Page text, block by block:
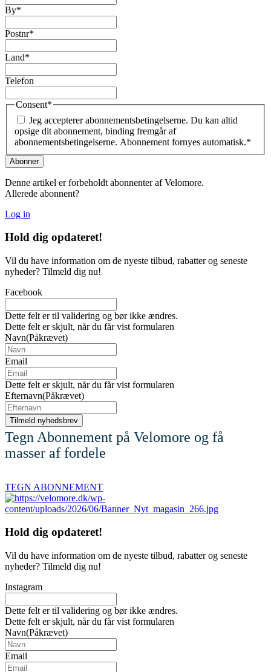
By*
Postnr*
Land*
Telefon
Consent*
Jeg accepterer abonnementsbetingelserne. Du kan altid
opsige dit abonnement, binding fremgår af
abonnementsbetingelserne. Abonnement fornyes automatisk.*
Denne artikel er forbeholdt abonnenter af Velomore.
Allerede abonnent?
Log in
Hold dig opdateret!
Vil du have information om de nyeste tilbud, rabatter og seneste
nyheder? Tilmeld dig nu!
Facebook
Dette felt er til validering og bør ikke ændres.
Dette felt er skjult, når du får vist formularen
Navn(Påkrævet)
Email
Dette felt er skjult, når du får vist formularen
Efternavn(Påkrævet)
Tegn Abonnement på Velomore og få
masser af fordele
TEGN ABONNEMENT
Hold dig opdateret!
Vil du have information om de nyeste tilbud, rabatter og seneste
nyheder? Tilmeld dig nu!
Instagram
Dette felt er til validering og bør ikke ændres.
Dette felt er skjult, når du får vist formularen
Navn(Påkrævet)
Email